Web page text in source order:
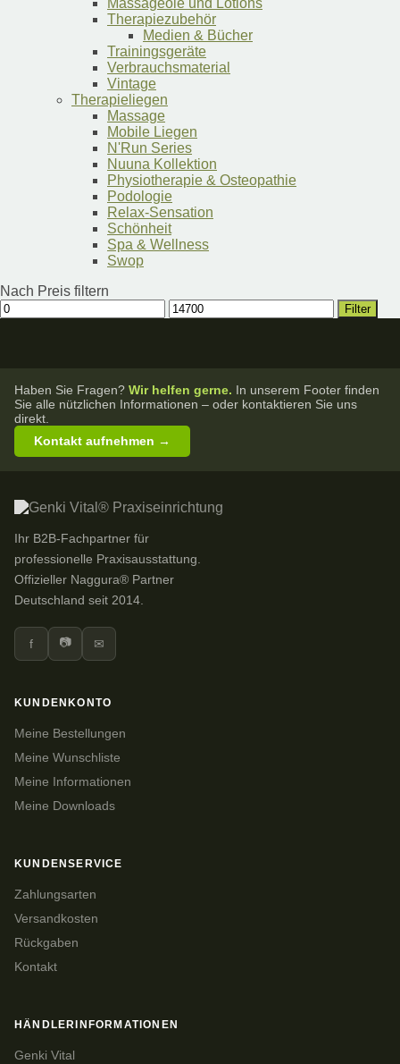
Massageöle und Lotions
Therapiezubehör
Medien & Bücher
Trainingsgeräte
Verbrauchsmaterial
Vintage
Therapieliegen
Massage
Mobile Liegen
N'Run Series
Nuuna Kollektion
Physiotherapie & Osteopathie
Podologie
Relax-Sensation
Schönheit
Spa & Wellness
Swop
Nach Preis filtern
Min.
Preis
Max.
Preis
Filter
Haben Sie Fragen? Wir helfen gerne. In unserem Footer finden
Sie alle nützlichen Informationen – oder kontaktieren Sie uns
direkt.
Kontakt aufnehmen →
Ihr B2B-Fachpartner für
professionelle Praxisausstattung.
Offizieller Naggura® Partner
Deutschland seit 2014.
f 📷 ✉
KUNDENKONTO
Meine Bestellungen
Meine Wunschliste
Meine Informationen
Meine Downloads
KUNDENSERVICE
Zahlungsarten
Versandkosten
Rückgaben
Kontakt
HÄNDLERINFORMATIONEN
Genki Vital